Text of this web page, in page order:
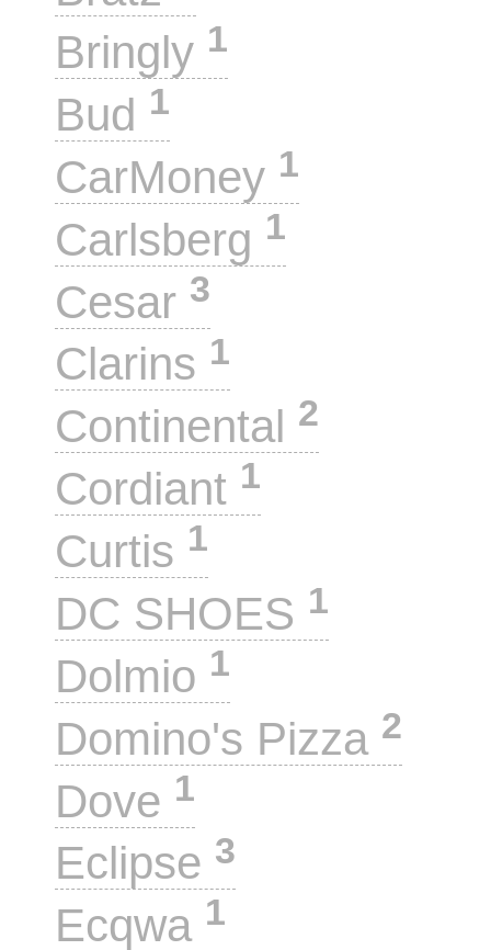
Bringly 1
Bud 1
CarMoney 1
Carlsberg 1
Cesar 3
Clarins 1
Continental 2
Cordiant 1
Curtis 1
DC SHOES 1
Dolmio 1
Domino's Pizza 2
Dove 1
Eclipse 3
Ecqwa 1